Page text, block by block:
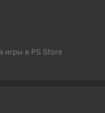
игры в PS Store